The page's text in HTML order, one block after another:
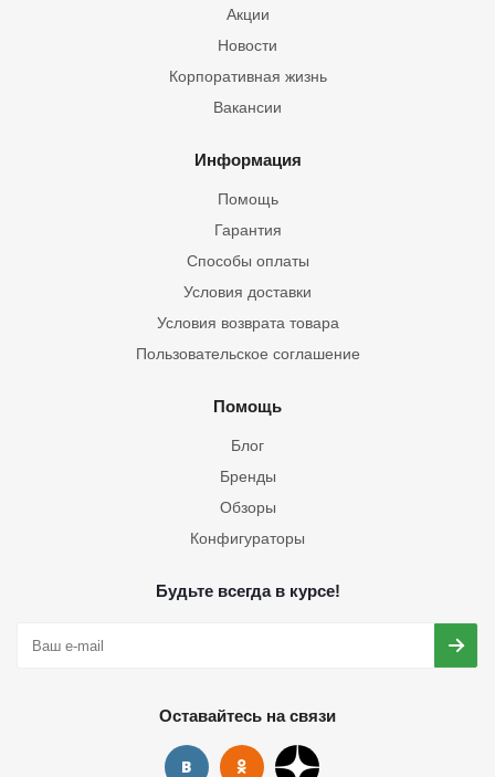
Акции
Новости
Корпоративная жизнь
Вакансии
Информация
Помощь
Гарантия
Способы оплаты
Условия доставки
Условия возврата товара
Пользовательское соглашение
Помощь
Блог
Бренды
Обзоры
Конфигураторы
Будьте всегда в курсе!
Оставайтесь на связи